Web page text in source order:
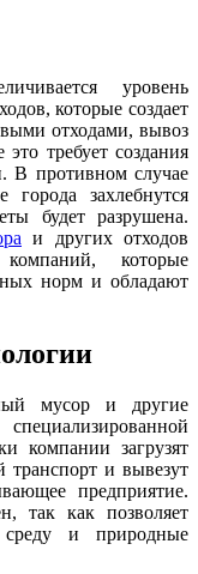
уровень
которые создает
отходами, вывоз
требует создания
В противном случае
города захлебнутся
будет разрушена.
и других отходов
которые
норм и обладают
мусор и другие
компании загрузят
транспорт и вывезут
предприятие.
так как позволяет
и природные